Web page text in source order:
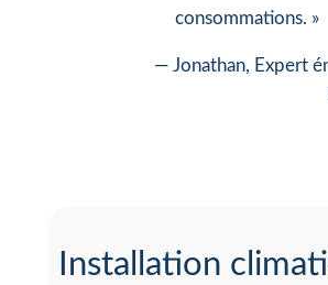
consommations. »
— Jonathan, Expert
Installation